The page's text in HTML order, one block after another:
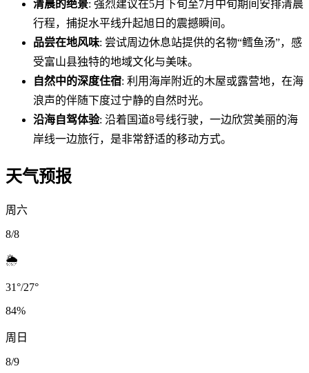
清晨的绝景: 强烈建议在5月下旬至7月中旬期间安排清晨
行程，捕捉水平线升起旭日的震撼瞬间。
品尝在地风味: 尝试周边休息站提供的名物“鳕鱼汤”，感
受富山县独特的地域文化与美味。
自然中的深度住宿: 利用海岸附近的木屋或露营地，在海
浪声的伴随下度过宁静的自然时光。
沿海自驾体验: 沿着国道8号线行驶，一边欣赏美丽的海
岸线一边旅行，是非常舒适的移动方式。
天气预报
周六
8/8
🌦️
31°/27°
84%
周日
8/9